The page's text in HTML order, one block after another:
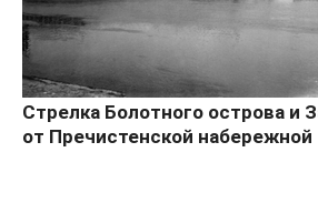
Стрелка Болотного острова и
от Пречистенской набережной